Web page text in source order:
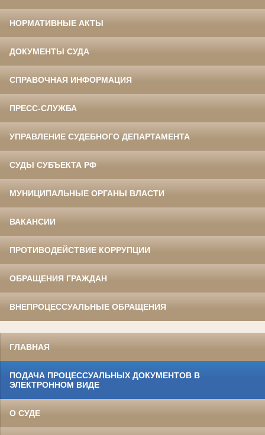
НОРМАТИВНЫЕ АКТЫ
ДОКУМЕНТЫ СУДА
СПРАВОЧНАЯ ИНФОРМАЦИЯ
ПРЕСС-СЛУЖБА
УПРАВЛЕНИЕ СУДЕБНОГО ДЕПАРТАМЕНТА
СУДЫ СУБЪЕКТА РФ
МУНИЦИПАЛЬНЫЕ ОРГАНЫ ВЛАСТИ
ВАКАНСИИ
ПРОТИВОДЕЙСТВИЕ КОРРУПЦИИ
ОБРАЩЕНИЯ ГРАЖДАН
ВНЕПРОЦЕССУАЛЬНЫЕ ОБРАЩЕНИЯ
ГЛАВНАЯ
ПОДАЧА ПРОЦЕССУАЛЬНЫХ ДОКУМЕНТОВ В
ЭЛЕКТРОННОМ ВИДЕ
О СУДЕ